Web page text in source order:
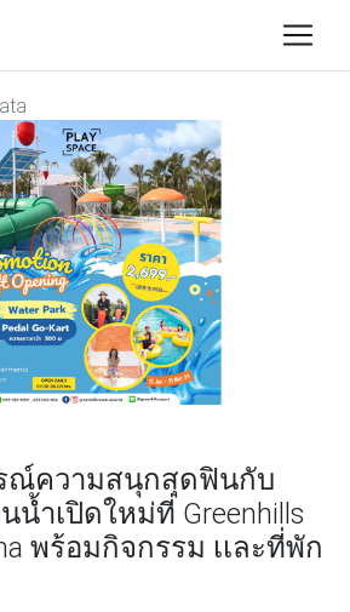
ณ์ความสนุกสุดฟินกับ
นํ้าเปิดใหม่ที่ Greenhills
พร้อมกิจกรรม เเละที่พัก